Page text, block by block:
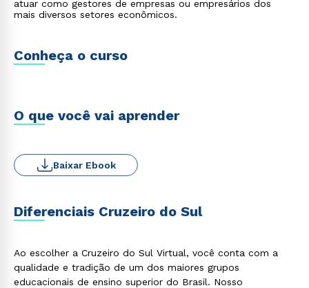
atuar como gestores de empresas ou empresários dos
mais diversos setores econômicos.
Conheça o curso
O que você vai aprender
Baixar Ebook
Diferenciais Cruzeiro do Sul
Ao escolher a Cruzeiro do Sul Virtual, você conta com a
qualidade e tradição de um dos maiores grupos
educacionais de ensino superior do Brasil. Nosso